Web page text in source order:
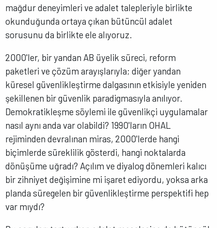
mağdur deneyimleri ve adalet talepleriyle birlikte
okunduğunda ortaya çıkan bütüncül adalet
sorusunu da birlikte ele alıyoruz.
2000'ler, bir yandan AB üyelik süreci, reform
paketleri ve çözüm arayışlarıyla; diğer yandan
küresel güvenlikleştirme dalgasının etkisiyle yeniden
şekillenen bir güvenlik paradigmasıyla anılıyor.
Demokratikleşme söylemi ile güvenlikçi uygulamalar
nasıl aynı anda var olabildi? 1990'ların OHAL
rejiminden devralınan miras, 2000'lerde hangi
biçimlerde süreklilik gösterdi, hangi noktalarda
dönüşüme uğradı? Açılım ve diyalog dönemleri kalıcı
bir zihniyet değişimine mi işaret ediyordu, yoksa arka
planda süregelen bir güvenlikleştirme perspektifi hep
var mıydı?